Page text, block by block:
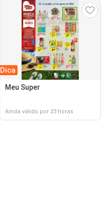
Dica
Meu Super
Ainda válido por 23 horas